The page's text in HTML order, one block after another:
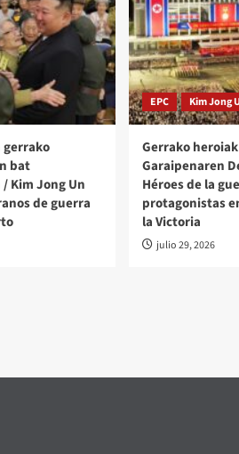
gerrako
bat
Kim Jong Un
de guerra
EPC Kim Jong
Gerrako
Garaipenaren
Héroes de la
protagonistas
la Victoria
julio 29, 2026